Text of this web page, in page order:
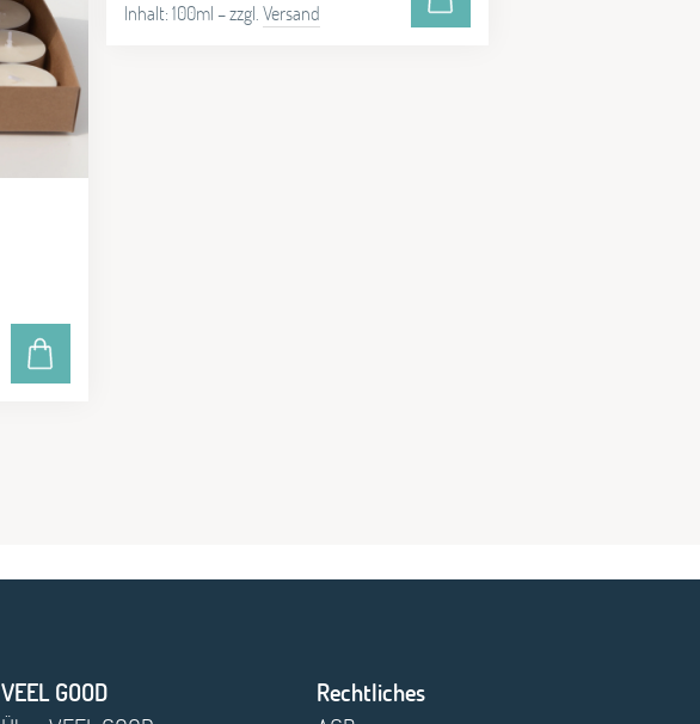
Inhalt: 100ml – zzgl. Versand
VEEL GOOD
Rechtliches